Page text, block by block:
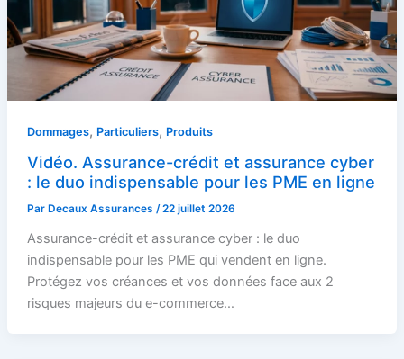
Dommages, Particuliers, Produits
Vidéo. Assurance-crédit et assurance cyber
: le duo indispensable pour les PME en ligne
Par Decaux Assurances /22 juillet 2026
Assurance-crédit et assurance cyber : le duo
indispensable pour les PME qui vendent en ligne.
Protégez vos créances et vos données face aux 2
risques majeurs du e-commerce…